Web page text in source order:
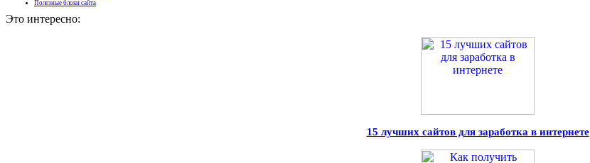
Полезные блоки сайта
Это интересно:
15 лучших сайтов для заработка в интернете